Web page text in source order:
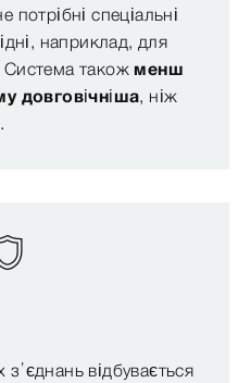
спеціальні
наприклад, для
Система такожменш
довговічніша, ніж
відбувається